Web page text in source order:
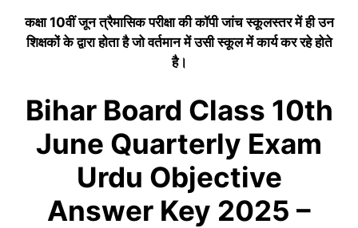
कक्षा 10वीं जून त्रैमासिकपरीक्षा की कॉपी जांच स्कूलस्तर में ही उन
शिक्षकों के द्वारा होता है जो वर्तमान में उसी स्कूल में कार्य कर रहे होते
है।
Bihar Board Class 10th
June Quarterly Exam
Urdu Objective
Answer Key 2025 –